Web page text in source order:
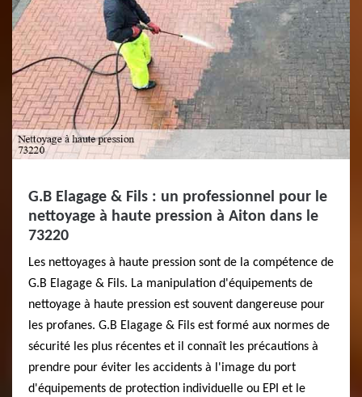
G.B Elagage & Fils : un professionnel pour le
nettoyage à haute pression à Aiton dans le
73220
Les nettoyages à haute pression sont de la compétence de
G.B Elagage & Fils. La manipulation d'équipements de
nettoyage à haute pression est souvent dangereuse pour
les profanes. G.B Elagage & Fils est formé aux normes de
sécurité les plus récentes et il connaît les précautions à
prendre pour éviter les accidents à l'image du port
d'équipements de protection individuelle ou EPI et le